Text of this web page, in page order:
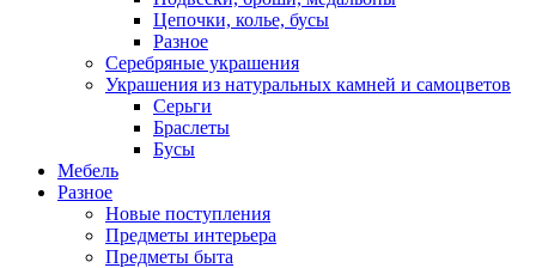
Цепочки, колье, бусы
Разное
Серебряные украшения
Украшения из натуральных камней и самоцветов
Серьги
Браслеты
Бусы
Мебель
Разное
Новые поступления
Предметы интерьера
Предметы быта